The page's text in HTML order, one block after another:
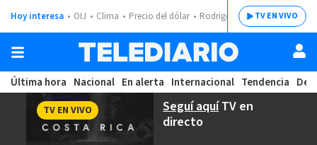
Hoy interesa OIJ Clima Precio del dólar Rodrigo ChavesTV EN VIVO
Última hora Nacional En alerta Internacional Tendencia
Seguí aquíTV en
directo
TV EN VIVO